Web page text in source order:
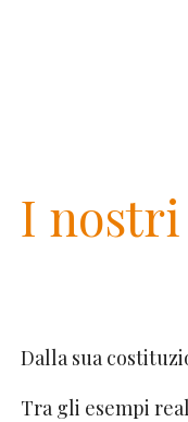
I
Dalla sua
Tra gli esempi